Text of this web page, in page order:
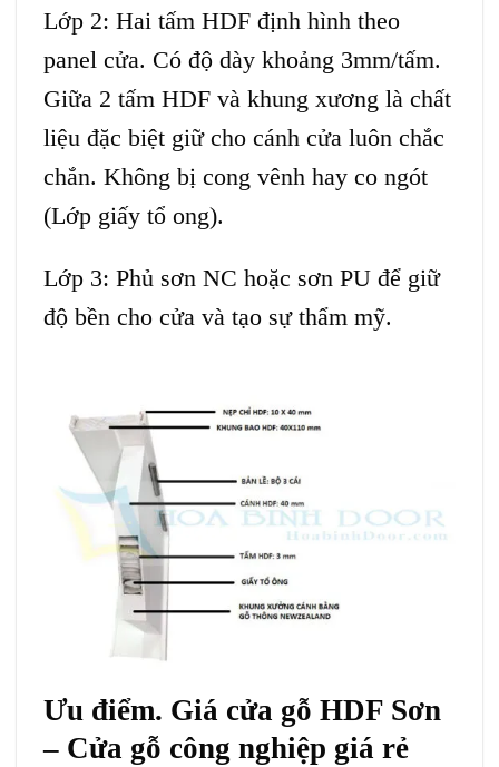
Lớp 2: Hai tấm HDF định hình theo
panel cửa. Có độ dày khoảng 3mm/tấm.
Giữa 2 tấm HDF và khung xương là chất
liệu đặc biệt giữ cho cánh cửa luôn chắc
chắn. Không bị cong vênh hay co ngót
(Lớp giấy tổ ong).
Lớp 3: Phủ sơn NC hoặc sơn PU để giữ
độ bền cho cửa và tạo sự thẩm mỹ.
Ưu điểm. Giá cửa gỗ HDF Sơn
– Cửa gỗ công nghiệp giá rẻ